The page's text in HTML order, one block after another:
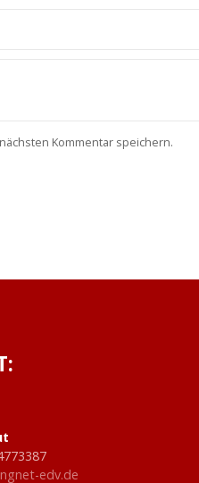
Kommentar speichern.
edv.de